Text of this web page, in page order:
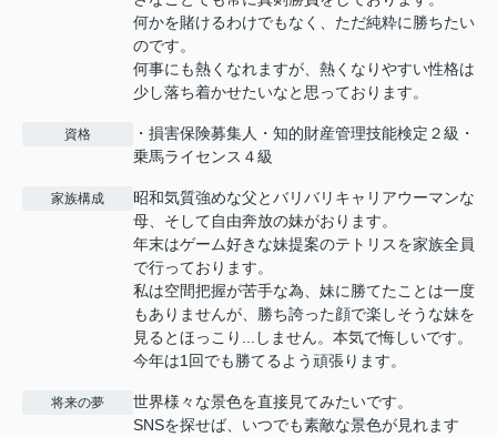
何かを賭けるわけでもなく、ただ純粋に勝ちたい
のです。
何事にも熱くなれますが、熱くなりやすい性格は
少し落ち着かせたいなと思っております。
資格
・損害保険募集人・知的財産管理技能検定２級・
乗馬ライセンス４級
家族構成
昭和気質強めな父とバリバリキャリアウーマンな
母、そして自由奔放の妹がおります。
年末はゲーム好きな妹提案のテトリスを家族全員
で行っております。
私は空間把握が苦手な為、妹に勝てたことは一度
もありませんが、勝ち誇った顔で楽しそうな妹を
見るとほっこり...しません。本気で悔しいです。
今年は1回でも勝てるよう頑張ります。
将来の夢
世界様々な景色を直接見てみたいです。
SNSを探せば、いつでも素敵な景色が見れます